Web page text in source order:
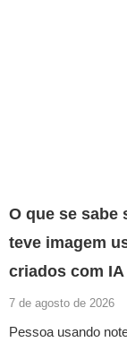
O que se sabe
teve imagem
criados com IA
7 de agosto de 2026
Pessoa usando